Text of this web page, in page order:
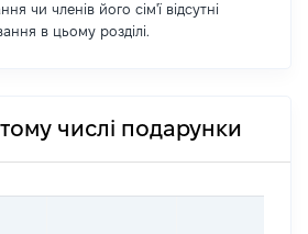
чи членів його сім'ї відсутні
в цьому розділі.
числі подарунки